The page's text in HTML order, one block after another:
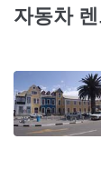
자동차